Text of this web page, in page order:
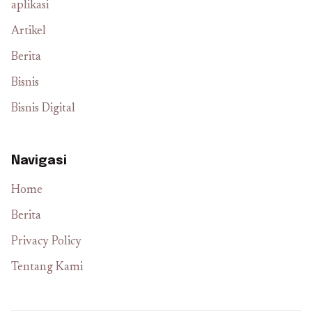
aplikasi
Artikel
Berita
Bisnis
Bisnis Digital
Navigasi
Home
Berita
Privacy Policy
Tentang Kami